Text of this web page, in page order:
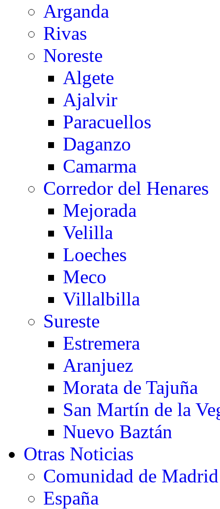
Arganda
Rivas
Noreste
Algete
Ajalvir
Paracuellos
Daganzo
Camarma
Corredor del Henares
Mejorada
Velilla
Loeches
Meco
Villalbilla
Sureste
Estremera
Aranjuez
Morata de Tajuña
San Martín de la
Nuevo Baztán
Otras Noticias
Comunidad de Madrid
España